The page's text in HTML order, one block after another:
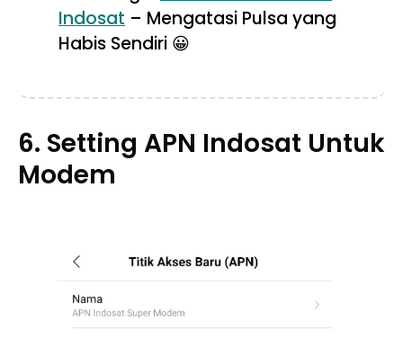
Indosat – Mengatasi Pulsa yang
Habis Sendiri 😀
6. Setting APN Indosat Untuk
Modem